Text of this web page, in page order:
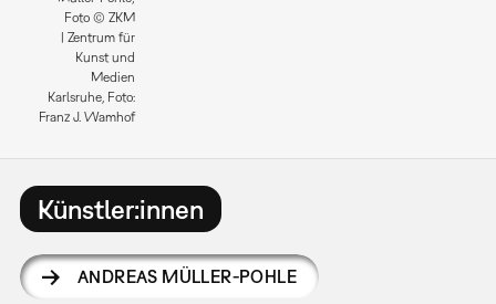
Foto © ZKM
| Zentrum für
Kunst und
Medien
Karlsruhe, Foto:
Franz J. Wamhof
Künstler:innen
ANDREAS MÜLLER-POHLE